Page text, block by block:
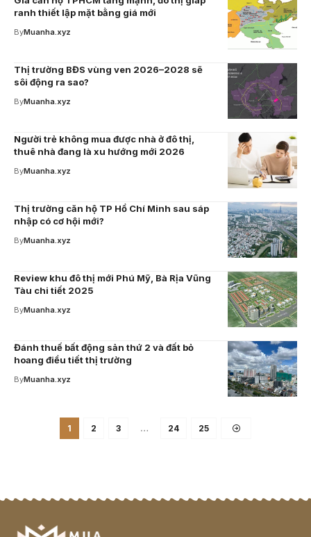
ranh thiết lập mặt bằng giá mới
ByMuanha.xyz
Thị trường BĐS vùng ven 2026–2028 sẽ
sôi động ra sao?
ByMuanha.xyz
Người trẻ không mua được nhà ở đô thị,
thuê nhà đang là xu hướng mới 2026
ByMuanha.xyz
Thị trường căn hộ TP Hồ Chí Minh sau sáp
nhập có cơ hội mới?
ByMuanha.xyz
Review khu đô thị mới Phú Mỹ, Bà Rịa Vũng
Tàu chi tiết 2025
ByMuanha.xyz
Đánh thuế bất động sản thứ 2 và đất bỏ
hoang điều tiết thị trường
ByMuanha.xyz
1 2 3 … 24 25